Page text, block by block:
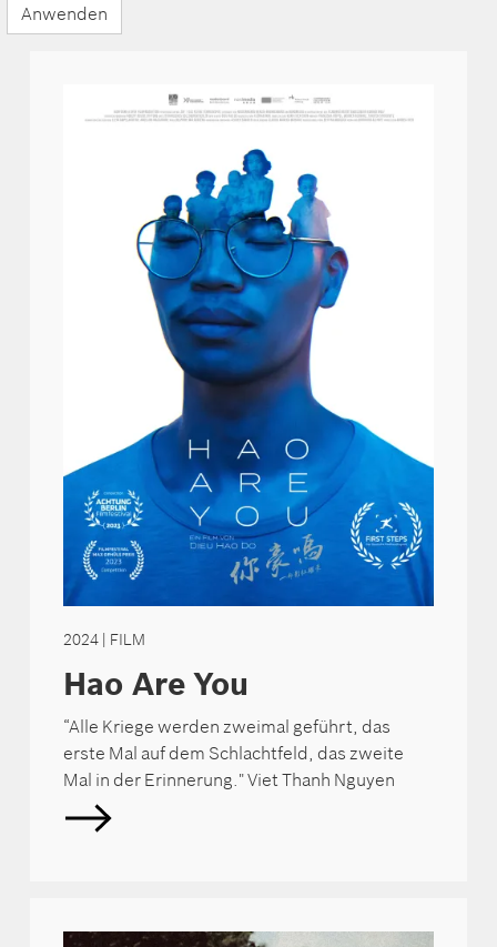
Anwenden
2024 | FILM
Hao Are You
“Alle Kriege werden zweimal geführt, das
erste Mal auf dem Schlachtfeld, das zweite
Mal in der Erinnerung." Viet Thanh Nguyen